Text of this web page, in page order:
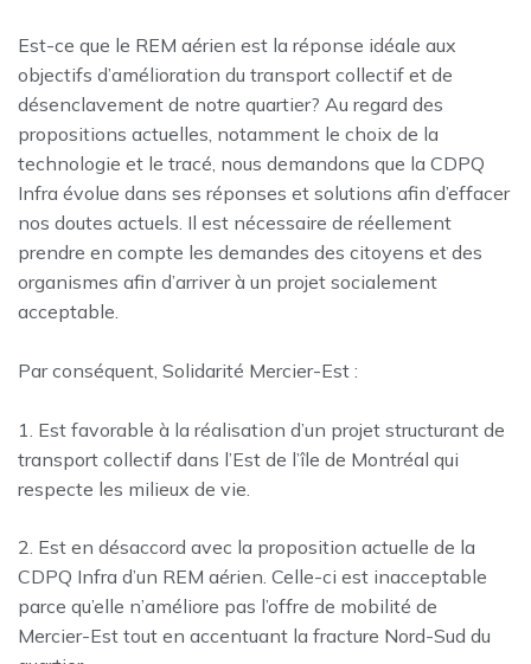
Est-ce que le REM aérien est la réponse idéale aux
objectifs d’amélioration du transport collectif et de
désenclavement de notre quartier? Au regard des
propositions actuelles, notamment le choix de la
technologie et le tracé, nous demandons que la CDPQ
Infra évolue dans ses réponses et solutions afin d’effacer
nos doutes actuels. Il est nécessaire de réellement
prendre en compte les demandes des citoyens et des
organismes afin d’arriver à un projet socialement
acceptable.
Par conséquent, Solidarité Mercier-Est :
1. Est favorable à la réalisation d’un projet structurant de
transport collectif dans l’Est de l’île de Montréal qui
respecte les milieux de vie.
2. Est en désaccord avec la proposition actuelle de la
CDPQ Infra d’un REM aérien. Celle-ci est inacceptable
parce qu’elle n’améliore pas l’offre de mobilité de
Mercier-Est tout en accentuant la fracture Nord-Sud du